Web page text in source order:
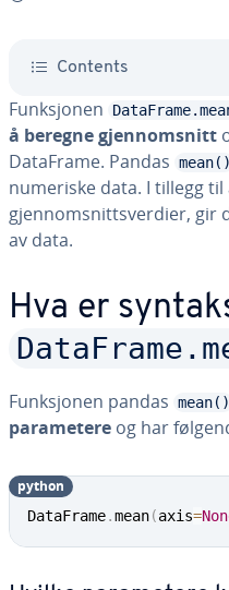
Contents
Funksjonen
å beregne gjennomsnitt
DataFrame. Pandas mean()
numeriske data. I tillegg til
gjennomsnittsverdier, gir
av data.
Hva er
Funksjonen pandas mean()
parametere og har
DataFrame.mean(axis=
python